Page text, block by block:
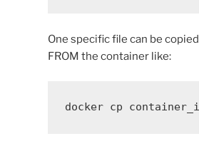
One specific file can be copied
FROM the container like: